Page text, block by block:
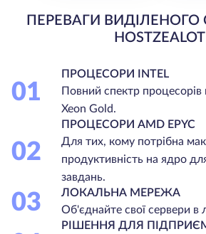
ПЕРЕВАГИ ВИДІЛЕНОГО
HOSTZEALOT
01
ПРОЦЕСОРИ INTEL
Повний спектр
Xeon Gold.
02
ПРОЦЕСОРИ AMD EPYC
Для тих, кому потрібна
продуктивність на ядро
завдань.
03
ЛОКАЛЬНА МЕРЕЖА
Об'єднайте свої сервери в
РІШЕННЯ ДЛЯ